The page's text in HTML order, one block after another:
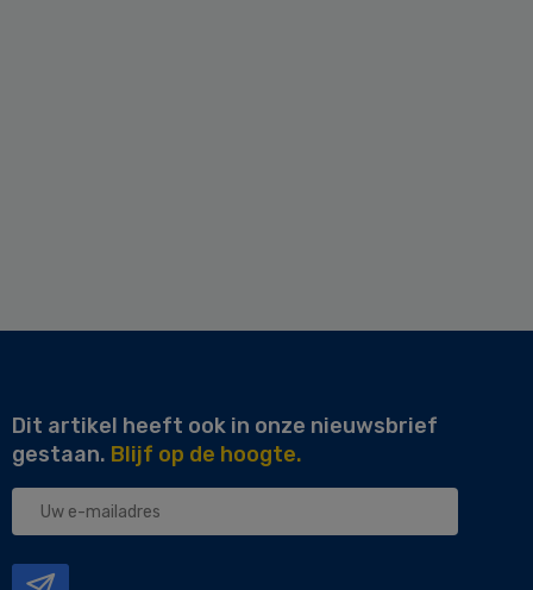
Dit artikel heeft ook in onze nieuwsbrief
gestaan. Blijf op de hoogte.
Uw